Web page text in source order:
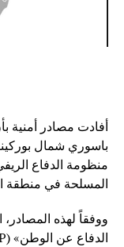
أفادت مصادر أمنية
باسوري شمال
منظومة الدفاع
المسلحة في منطقة
ووفقاً لهذه